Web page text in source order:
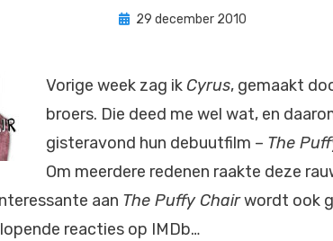
doorFilmofiel.nl
Geplaatst
29 december 2010
Vorige week zag ik Cyrus, gemaakt
broers. Die deed me wel wat, en
gisteravond hun debuutfilm – The
Om meerdere redenen raakte deze
aan The Puffy Chairwordt ook
reacties op IMDb…